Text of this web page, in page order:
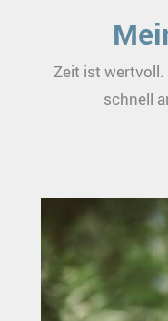
Zeit ist
schnell